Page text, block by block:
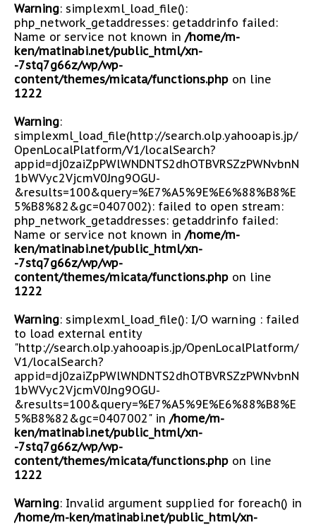
Warning: simplexml_load_file():
php_network_getaddresses: getaddrinfo failed:
Name or service not known in /home/m-
ken/matinabi.net/public_html/xn-
-7stq7g66z/wp/wp-
content/themes/micata/functions.php on line
1222
Warning:
simplexml_load_file(http://search.olp.yahooapis.jp/
OpenLocalPlatform/V1/localSearch?
appid=dj0zaiZpPWlWNDNTS2dhOTBVRSZzPWNvbnN
1bWVyc2VjcmV0Jng9OGU-
&results=100&query=%E7%A5%9E%E6%88%B8%E
5%B8%82&gc=0407002): failed to open stream:
php_network_getaddresses: getaddrinfo failed:
Name or service not known in /home/m-
ken/matinabi.net/public_html/xn-
-7stq7g66z/wp/wp-
content/themes/micata/functions.php on line
1222
Warning: simplexml_load_file(): I/O warning : failed
to load external entity
"http://search.olp.yahooapis.jp/OpenLocalPlatform/
V1/localSearch?
appid=dj0zaiZpPWlWNDNTS2dhOTBVRSZzPWNvbnN
1bWVyc2VjcmV0Jng9OGU-
&results=100&query=%E7%A5%9E%E6%88%B8%E
5%B8%82&gc=0407002" in /home/m-
ken/matinabi.net/public_html/xn-
-7stq7g66z/wp/wp-
content/themes/micata/functions.php on line
1222
Warning: Invalid argument supplied for foreach() in
/home/m-ken/matinabi.net/public_html/xn-